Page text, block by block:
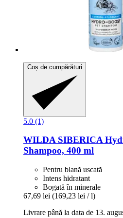
Coș de cumpărături
5.0 (1)
WILDA SIBERICA
Shampoo, 400 ml
Pentru blană uscată
Intens hidratant
Bogată în minerale
67,69 lei (169,23 lei / l)
Livrare până la data de 13.